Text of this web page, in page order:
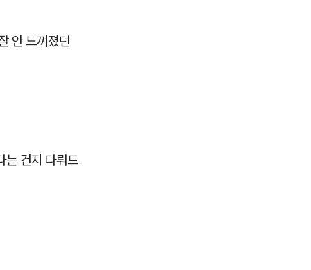
안 느껴졌던
는 건지 다뤄드